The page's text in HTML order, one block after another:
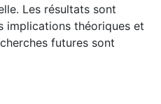
Les résultats sont
implications théoriques et
futures sont